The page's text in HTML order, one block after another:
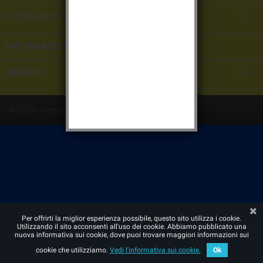
IL TUO ACCOUNT 
INFORMAZIONI NEGOZIO
SEGUICI 
Per offrirti la miglior esperienza possibile, questo sito utilizza i cookie.
Utilizzando il sito acconsenti all'uso dei cookie. Abbiamo pubblicato una
nuova informativa sui cookie, dove puoi trovare maggiori informazioni sui
cookie che utilizziamo. Vedi l'informativa sui cookie. Ok